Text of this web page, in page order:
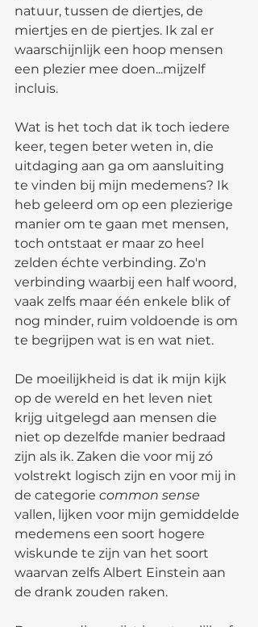
natuur, tussen de diertjes, de
miertjes en de piertjes. Ik zal er
waarschijnlijk een hoop mensen
een plezier mee doen...mijzelf
incluis.
Wat is het toch dat ik toch iedere
keer, tegen beter weten in, die
uitdaging aan ga om aansluiting
te vinden bij mijn medemens? Ik
heb geleerd om op een plezierige
manier om te gaan met mensen,
toch ontstaat er maar zo heel
zelden échte verbinding. Zo'n
verbinding waarbij een half woord,
vaak zelfs maar één enkele blik of
nog minder, ruim voldoende is om
te begrijpen wat is en wat niet.
De moeilijkheid is dat ik mijn kijk
op de wereld en het leven niet
krijg uitgelegd aan mensen die
niet op dezelfde manier bedraad
zijn als ik. Zaken die voor mij zó
volstrekt logisch zijn en voor mij in
de categorie common sense
vallen, lijken voor mijn gemiddelde
medemens een soort hogere
wiskunde te zijn van het soort
waarvan zelfs Albert Einstein aan
de drank zouden raken.